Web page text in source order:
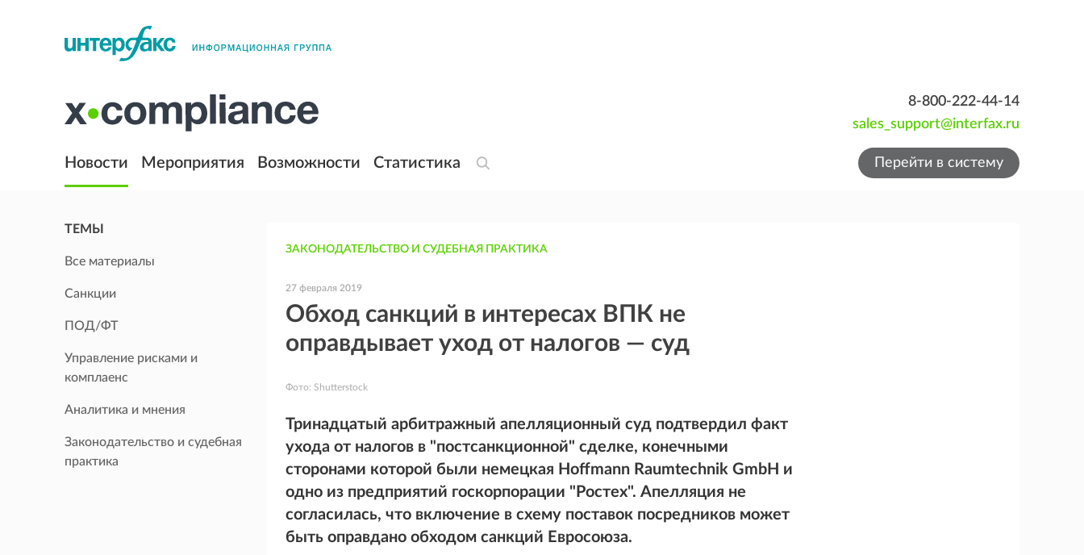
8-800-222-44-14
sales_support@interfax.ru
Новости Мероприятия Возможности Статистика Перейти в систему
ТЕМЫ
Все материалы
Санкции
ПОД/ФТ
Управление рисками и
комплаенс
Аналитика и мнения
Законодательство и судебная
практика
ЗАКОНОДАТЕЛЬСТВО И СУДЕБНАЯ ПРАКТИКА
27 февраля 2019
Обход санкций в интересах ВПК не
оправдывает уход от налогов — суд
Фото: Shutterstock
Тринадцатый арбитражный апелляционный суд подтвердил факт
ухода от налогов в "постсанкционной" сделке, конечными
сторонами которой были немецкая Hoffmann Raumtechnik GmbH и
одно из предприятий госкорпорации "Ростех". Апелляция не
согласилась, что включение в схему поставок посредников может
быть оправдано обходом санкций Евросоюза.